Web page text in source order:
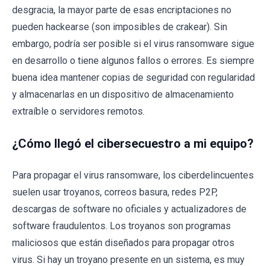
desgracia, la mayor parte de esas encriptaciones no
pueden hackearse (son imposibles de crakear). Sin
embargo, podría ser posible si el virus ransomware sigue
en desarrollo o tiene algunos fallos o errores. Es siempre
buena idea mantener copias de seguridad con regularidad
y almacenarlas en un dispositivo de almacenamiento
extraíble o servidores remotos.
¿Cómo llegó el cibersecuestro a mi equipo?
Para propagar el virus ransomware, los ciberdelincuentes
suelen usar troyanos, correos basura, redes P2P,
descargas de software no oficiales y actualizadores de
software fraudulentos. Los troyanos son programas
maliciosos que están diseñados para propagar otros
virus. Si hay un troyano presente en un sistema, es muy